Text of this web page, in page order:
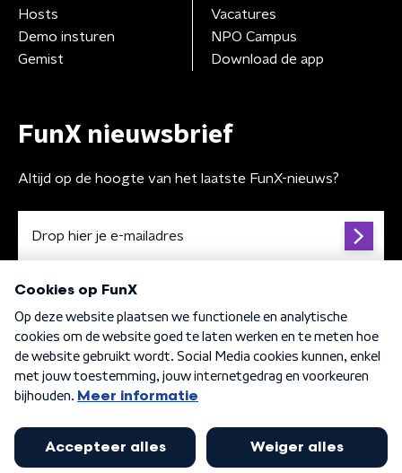
Hosts
Demo insturen
Gemist
Vacatures
NPO Campus
Download de app
FunX nieuwsbrief
Altijd op de hoogte van het laatste FunX-nieuws?
Algemene voorwaarden Privacybeleid